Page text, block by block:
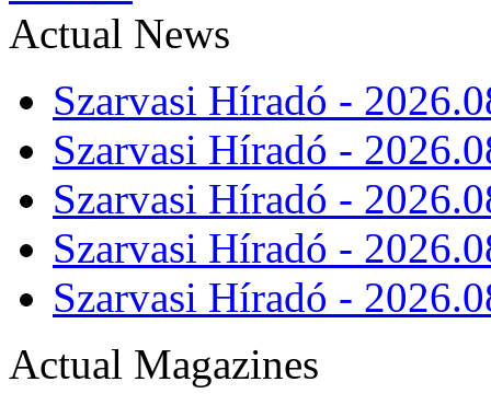
Actual News
Szarvasi Híradó -
Szarvasi Híradó -
Szarvasi Híradó -
Szarvasi Híradó -
Szarvasi Híradó -
Actual Magazines